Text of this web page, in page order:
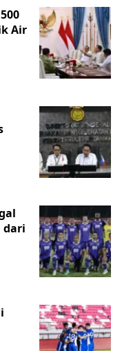
Air
dari